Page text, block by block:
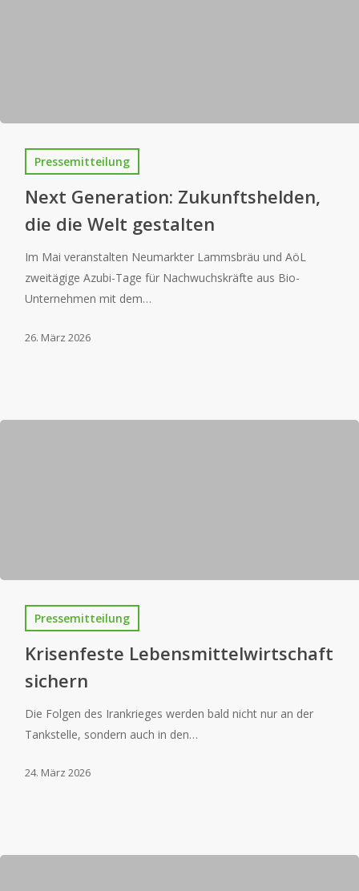
Pressemitteilung
Next Generation: Zukunftshelden,
die die Welt gestalten
Im Mai veranstalten Neumarkter Lammsbräu und AöL
zweitägige Azubi-Tage für Nachwuchskräfte aus Bio-
Unternehmen mit dem…
26. März 2026
Pressemitteilung
Krisenfeste Lebensmittelwirtschaft
sichern
Die Folgen des Irankrieges werden bald nicht nur an der
Tankstelle, sondern auch in den…
24. März 2026